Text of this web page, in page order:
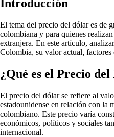
Introducción
El tema del precio del dólar es de
colombiana y para quienes
extranjera. En este artículo,
Colombia, su valor actual,
¿Qué es el Precio
El precio del dólar se refiere al
estadounidense en relación con la
colombiano. Este precio varía
económicos, políticos y sociales
internacional.